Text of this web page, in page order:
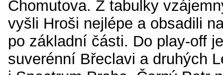
Chomutova. Z tabulky
vyšli Hroši nejlépe a obsadili
po základní části. Do play-off
suverénní Břeclavi a druhých